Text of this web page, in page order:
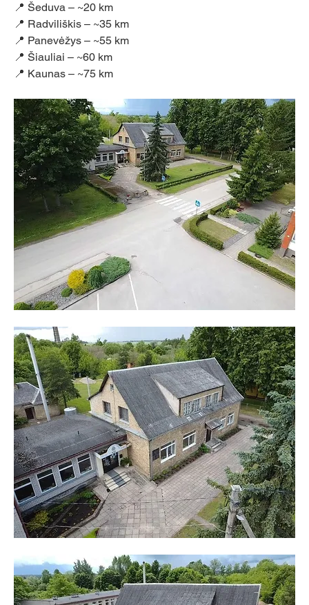
📍 Šeduva – ~20 km
📍 Radviliškis – ~35 km
📍 Panevėžys – ~55 km
📍 Šiauliai – ~60 km
📍 Kaunas – ~75 km